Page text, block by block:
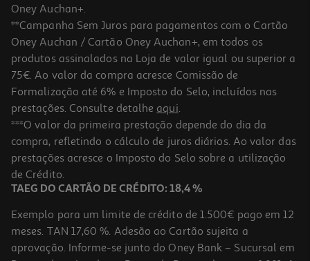
Oney Auchan+.
**Campanha Sem Juros para pagamentos com o Cartão
Oney Auchan / Cartão Oney Auchan+, em todos os
produtos assinalados na Loja de valor igual ou superior a
75€. Ao valor da compra acresce Comissão de
Formalização até 6% e Imposto do Selo, incluídos nas
prestações. Consulte detalhe aqui.
***O valor da primeira prestação depende do dia da
compra, refletindo o cálculo de juros diários. Ao valor das
prestações acresce o Imposto do Selo sobre a utilização
de Crédito.
TAEG DO CARTÃO DE CRÉDITO: 18,4 %
Exemplo para um limite de crédito de 1.500€ pago em 12
meses. TAN 17,60 %. Adesão ao Cartão sujeita a
aprovação. Informe-se junto do Oney Bank – Sucursal em